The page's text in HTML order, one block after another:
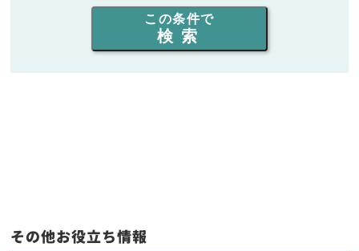
同時通話人数を選ぶ
フリーワード入力(製品名等)
この条件で
検索
その他お役立ち情報